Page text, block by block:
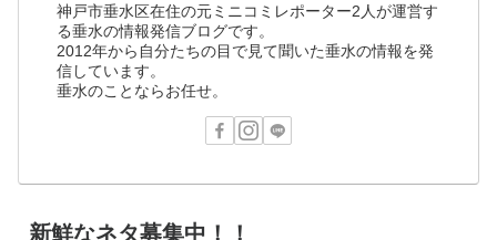
神戸市垂水区在住の元ミニコミレポーター2人が運営す
る垂水の情報発信ブログです。
2012年から自分たちの目で見て聞いた垂水の情報を発
信しています。
垂水のことならお任せ。
新鮮なネタ募集中！！